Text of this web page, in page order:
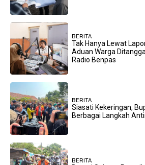
BERITA
Tak Hanya Lewat
Aduan Warga
Radio Benpas
BERITA
Siasati Kekeringan,
Berbagai Langkah
BERITA